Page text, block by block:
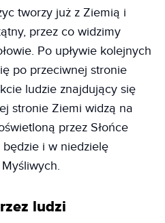
tworzy już z Ziemią i
przez co widzimy
Po upływie kolejnych
po przeciwnej stronie
ludzie znajdujący się
stronie Ziemi widzą na
przez Słońce
będzie i w niedzielę
ludzi